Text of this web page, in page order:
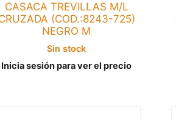
CASACA TREVILLAS M/L
(COD.:8243-725)
NEGRO M
Sin stock
Inicia sesión para ver el precio